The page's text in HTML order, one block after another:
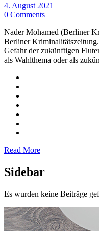
4. August 2021
0 Comments
Nader Mohamed (Berliner
Berliner
Gefahr der zukünftigen
als Wahlthema oder als
Read More
Sidebar
Es wurden keine Beiträge